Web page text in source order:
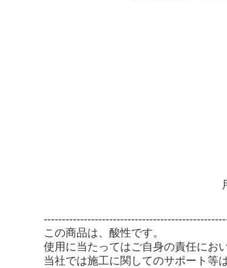
この商品は、酸性です。
使用に当たってはご自身の責任にお
当社では施工に関してのサポート等